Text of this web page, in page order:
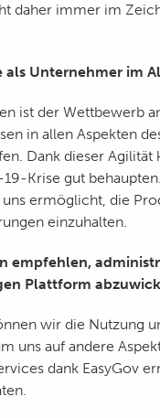
daher immer im
Unternehmer im
ist der Wettbewerb
in allen Aspekten
Dank dieser
Krise gut
uns ermöglicht, die
einzuhalten.
empfehlen,
Plattform
wir die Nutzung
auf andere
dank EasyGov